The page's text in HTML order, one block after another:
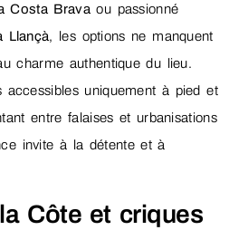
Costa Brava ou passionné
Llançà, les options ne manquent
charme authentique du lieu.
accessibles uniquement à pied et
entre falaises et urbanisations
invite à la détente et à
Côte et criques